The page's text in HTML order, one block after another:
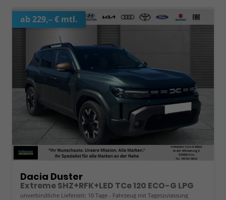
ab 229,– € mtl.
Dacia Duster
Extreme SHZ+RFK+LED TCe 120 ECO-G LPG
unverbindliche Lieferzeit: 10 Tage Fahrzeug mit Tageszulassung